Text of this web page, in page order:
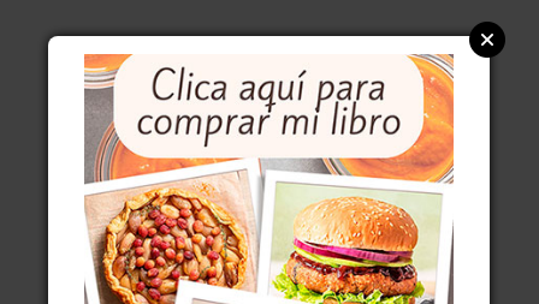
encaliente
, al estilo de Connecticut, con la
carne del bogavante salteada en
mantequilla;
en frío, al estilo canadiense y también del
estado de Maine.
Me decanto por el bocadillo frío.